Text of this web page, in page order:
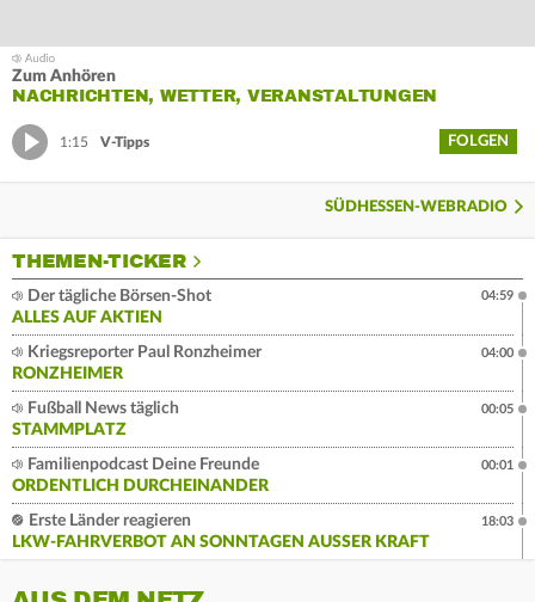
Zum Anhören
NACHRICHTEN, WETTER, VERANSTALTUNGEN
1:15 V-Tipps FOLGEN
SÜDHESSEN-WEBRADIO
THEMEN-TICKER
Der tägliche Börsen-Shot
ALLES AUF AKTIEN
04:59
Kriegsreporter Paul Ronzheimer
RONZHEIMER
04:00
Fußball News täglich
STAMMPLATZ
00:05
Familienpodcast Deine Freunde
ORDENTLICH DURCHEINANDER
00:01
Erste Länder reagieren
LKW-FAHRVERBOT AN SONNTAGEN AUSSER KRAFT
18:03